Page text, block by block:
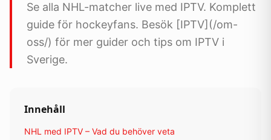
Se alla NHL-matcher live med IPTV. Komplett
guide för hockeyfans. Besök [IPTV](/om-
oss/) för mer guider och tips om IPTV i
Sverige.
Innehåll
NHL med IPTV – Vad du behöver veta